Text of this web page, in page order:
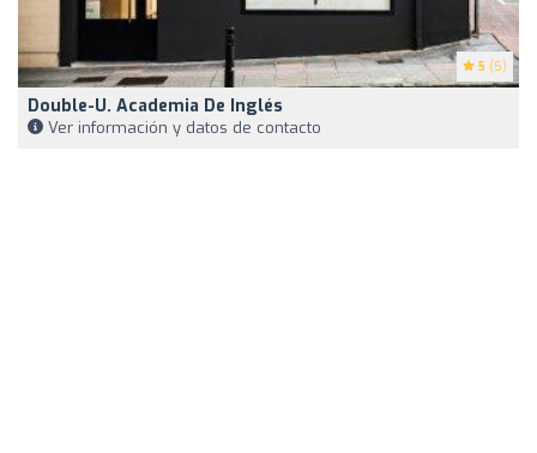
5 (5)
Double-U. Academia De Inglés
Ver información y datos de contacto